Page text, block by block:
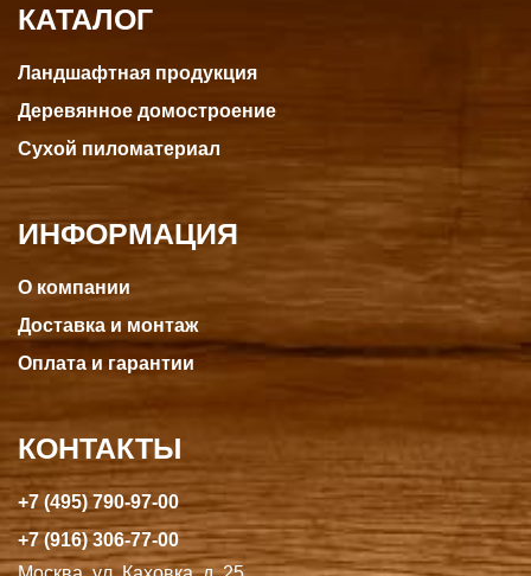
КАТАЛОГ
Ландшафтная продукция
Деревянное домостроение
Сухой пиломатериал
ИНФОРМАЦИЯ
О компании
Доставка и монтаж
Оплата и гарантии
КОНТАКТЫ
+7 (495) 790-97-00
+7 (916) 306-77-00